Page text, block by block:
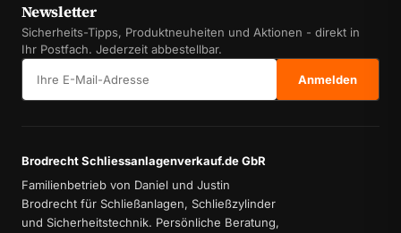
Newsletter
Sicherheits-Tipps, Produktneuheiten und Aktionen - direkt in
Ihr Postfach. Jederzeit abbestellbar.
Anmelden
Brodrecht Schliessanlagenverkauf.de GbR
Familienbetrieb von Daniel und Justin
Brodrecht für Schließanlagen, Schließzylinder
und Sicherheitstechnik. Persönliche Beratung,